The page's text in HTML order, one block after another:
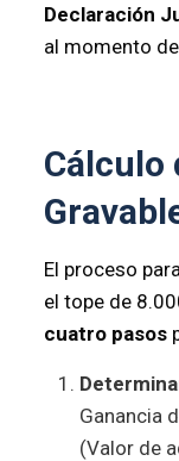
Declaración
al momento
Cálculo
El proceso
el tope de
cuatro pasos
Ganancia
(Valor de